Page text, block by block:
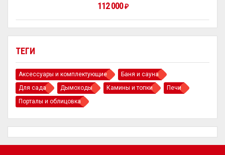
ТЕГИ
Аксессуары и комплектующие
Баня и сауна
Для сада
Дымоходы Камины и топки
Печи
Порталы и облицовка
112 000₽